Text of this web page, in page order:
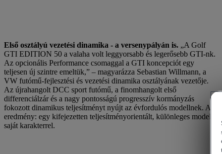
Első osztályú vezetési dinamika - a versenypályán is. „A Golf
GTI EDITION 50 a valaha volt leggyorsabb és legerősebb GTI-nk.
Az opcionális Performance csomaggal a GTI koncepciót egy
teljesen új szintre emeltük,” – magyarázza Sebastian Willmann, a
VW futómű-fejlesztési és vezetési dinamika osztályának vezetője.
Az újrahangolt DCC sport futómű, a finomhangolt első
differenciálzár és a nagy pontosságú progresszív kormányzás
fokozott dinamikus teljesítményt nyújt az évfordulós modellnek. Az
eredmény: egy kifejezetten teljesítményorientált, különleges modell
saját karakterrel.